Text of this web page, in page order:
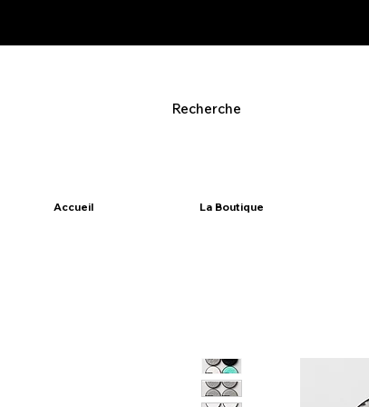
Accueil La Boutique